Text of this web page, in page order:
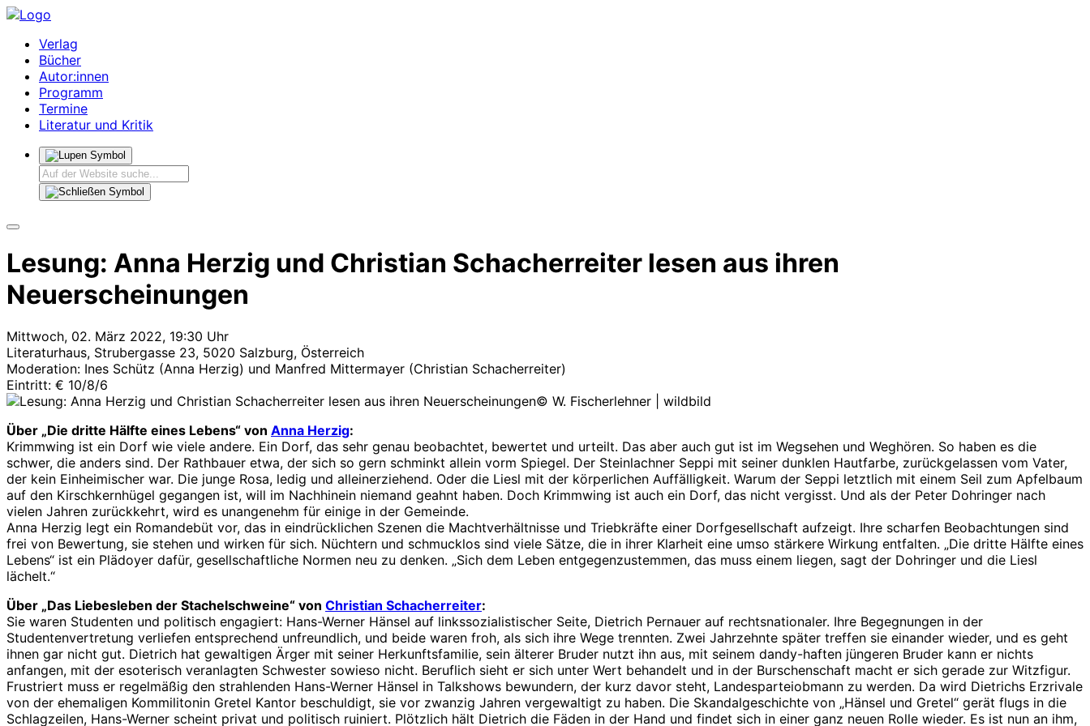
Verlag
Bücher
Autor:innen
Programm
Termine
Literatur und Kritik
Lesung: Anna Herzig und Christian Schacherreiter lesen aus ihren
Neuerscheinungen
Mittwoch, 02. März 2022, 19:30 Uhr
Literaturhaus, Strubergasse 23, 5020 Salzburg, Österreich
Moderation: Ines Schütz (Anna Herzig) und Manfred Mittermayer (Christian Schacherreiter)
Eintritt: € 10/8/6
© W. Fischerlehner | wildbild
Über „Die dritte Hälfte eines Lebens“ von Anna Herzig:
Krimmwing ist ein Dorf wie viele andere. Ein Dorf, das sehr genau beobachtet, bewertet und urteilt. Das aber auch gut ist im Wegsehen und Weghören. So haben es die
schwer, die anders sind. Der Rathbauer etwa, der sich so gern schminkt allein vorm Spiegel. Der Steinlachner Seppi mit seiner dunklen Hautfarbe, zurückgelassen vom Vater,
der kein Einheimischer war. Die junge Rosa, ledig und alleinerziehend. Oder die Liesl mit der körperlichen Auffälligkeit. Warum der Seppi letztlich mit einem Seil zum Apfelbaum
auf den Kirschkernhügel gegangen ist, will im Nachhinein niemand geahnt haben. Doch Krimmwing ist auch ein Dorf, das nicht vergisst. Und als der Peter Dohringer nach
vielen Jahren zurückkehrt, wird es unangenehm für einige in der Gemeinde.
Anna Herzig legt ein Romandebüt vor, das in eindrücklichen Szenen die Machtverhältnisse und Triebkräfte einer Dorfgesellschaft aufzeigt. Ihre scharfen Beobachtungen sind
frei von Bewertung, sie stehen und wirken für sich. Nüchtern und schmucklos sind viele Sätze, die in ihrer Klarheit eine umso stärkere Wirkung entfalten. „Die dritte Hälfte eines
Lebens“ ist ein Plädoyer dafür, gesellschaftliche Normen neu zu denken. „Sich dem Leben entgegenzustemmen, das muss einem liegen, sagt der Dohringer und die Liesl
lächelt.“
Über „Das Liebesleben der Stachelschweine“ von Christian Schacherreiter:
Sie waren Studenten und politisch engagiert: Hans-Werner Hänsel auf linkssozialistischer Seite, Dietrich Pernauer auf rechtsnationaler. Ihre Begegnungen in der
Studentenvertretung verliefen entsprechend unfreundlich, und beide waren froh, als sich ihre Wege trennten. Zwei Jahrzehnte später treffen sie einander wieder, und es geht
ihnen gar nicht gut. Dietrich hat gewaltigen Ärger mit seiner Herkunftsfamilie, sein älterer Bruder nutzt ihn aus, mit seinem dandy-haften jüngeren Bruder kann er nichts
anfangen, mit der esoterisch veranlagten Schwester sowieso nicht. Beruflich sieht er sich unter Wert behandelt und in der Burschenschaft macht er sich gerade zur Witzfigur.
Frustriert muss er regelmäßig den strahlenden Hans-Werner Hänsel in Talkshows bewundern, der kurz davor steht, Landesparteiobmann zu werden. Da wird Dietrichs Erzrivale
von der ehemaligen Kommilitonin Gretel Kantor beschuldigt, sie vor zwanzig Jahren vergewaltigt zu haben. Die Skandalgeschichte von „Hänsel und Gretel“ gerät flugs in die
Schlagzeilen, Hans-Werner scheint privat und politisch ruiniert. Plötzlich hält Dietrich die Fäden in der Hand und findet sich in einer ganz neuen Rolle wieder. Es ist nun an ihm,